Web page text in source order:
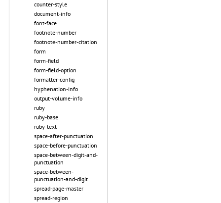
counter-style
document-info
font-face
footnote-number
footnote-number-citation
form
form-field
form-field-option
formatter-config
hyphenation-info
output-volume-info
ruby
ruby-base
ruby-text
space-after-punctuation
space-before-punctuation
space-between-digit-and-
punctuation
space-between-
punctuation-and-digit
spread-page-master
spread-region